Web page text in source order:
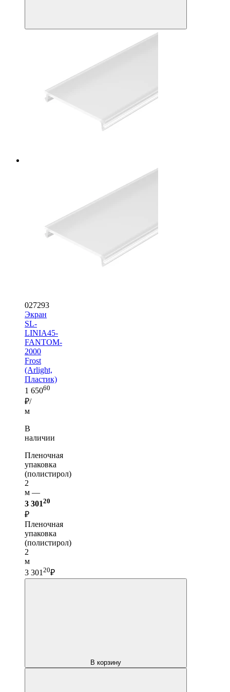
027293
Экран
SL-
LINIA45-
FANTOM-
2000
Frost
(Arlight,
Пластик)
1 65060
₽/
м
В
наличии
Пленочная
упаковка
(полистирол)
2
м —
3 30120
₽
Пленочная
упаковка
(полистирол)
2
м
3 30120₽
В корзину